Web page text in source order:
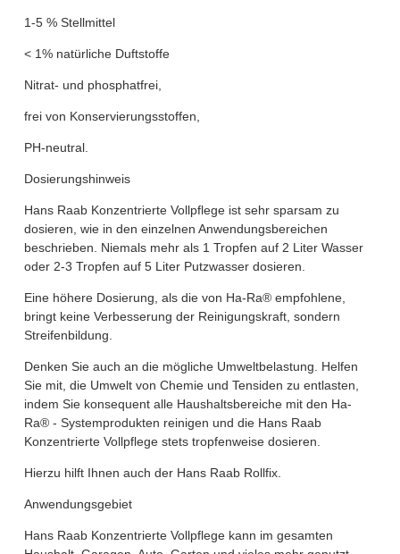
1-5 % Stellmittel
< 1% natürliche Duftstoffe
Nitrat- und phosphatfrei,
frei von Konservierungsstoffen,
PH-neutral.
Dosierungshinweis
Hans Raab Konzentrierte Vollpflege ist sehr sparsam zu
dosieren, wie in den einzelnen Anwendungsbereichen
beschrieben. Niemals mehr als 1 Tropfen auf 2 Liter Wasser
oder 2-3 Tropfen auf 5 Liter Putzwasser dosieren.
Eine höhere Dosierung, als die von Ha-Ra® empfohlene,
bringt keine Verbesserung der Reinigungskraft, sondern
Streifenbildung.
Denken Sie auch an die mögliche Umweltbelastung. Helfen
Sie mit, die Umwelt von Chemie und Tensiden zu entlasten,
indem Sie konsequent alle Haushaltsbereiche mit den Ha-
Ra® - Systemprodukten reinigen und die Hans Raab
Konzentrierte Vollpflege stets tropfenweise dosieren.
Hierzu hilft Ihnen auch der Hans Raab Rollfix.
Anwendungsgebiet
Hans Raab Konzentrierte Vollpflege kann im gesamten